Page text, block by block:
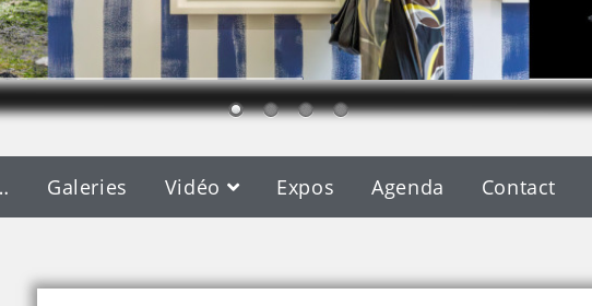
Galeries Vidéo Expos Agenda Contact